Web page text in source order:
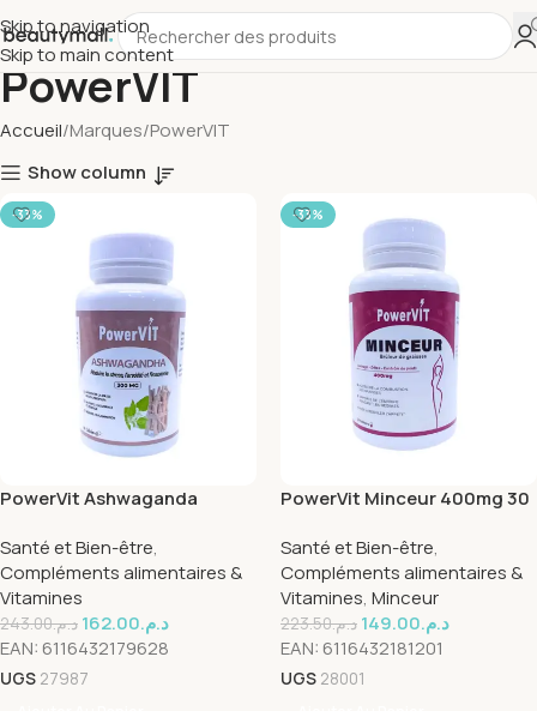
Skip to navigation
Skip to main content
PowerVIT
Accueil Marques PowerVIT
Show column
-33%
PowerVit Ashwaganda
Santé et Bien-être,
Compléments alimentaires &
Vitamines
د.م.243.00 د.م.162.00
EAN: 6116432179628
UGS 27987
-33%
PowerVit Minceur 400mg 30
Santé et Bien-être,
Compléments alimentaires &
Vitamines, Minceur
د.م.223.50 د.م.149.00
EAN: 6116432181201
UGS 28001